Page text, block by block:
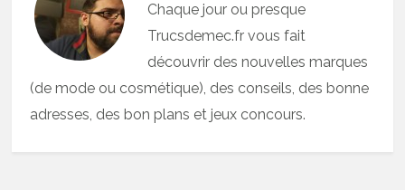
Chaque jour ou presque
Trucsdemec.fr vous fait
découvrir des nouvelles marques
(de mode ou cosmétique), des conseils, des bonne
adresses, des bon plans et jeux concours.